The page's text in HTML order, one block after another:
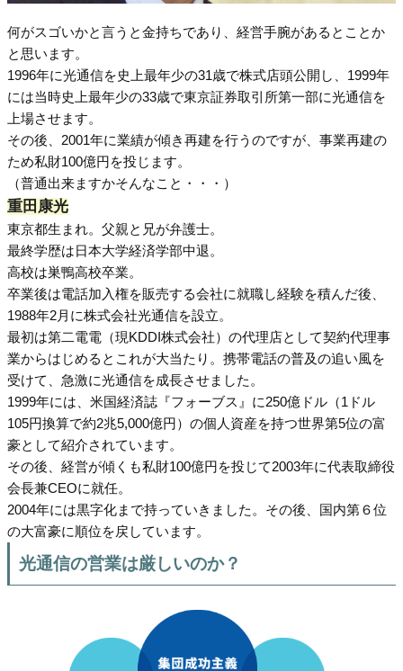
何がスゴいかと言うと金持ちであり、経営手腕があるとことか
と思います。
1996年に光通信を史上最年少の31歳で株式店頭公開し、1999年
には当時史上最年少の33歳で東京証券取引所第一部に光通信を
上場させます。
その後、2001年に業績が傾き再建を行うのですが、事業再建の
ため私財100億円を投じます。
（普通出来ますかそんなこと・・・）
重田康光
東京都生まれ。父親と兄が弁護士。
最終学歴は日本大学経済学部中退。
高校は巣鴨高校卒業。
卒業後は電話加入権を販売する会社に就職し経験を積んだ後、
1988年2月に株式会社光通信を設立。
最初は第二電電（現KDDI株式会社）の代理店として契約代理事
業からはじめるとこれが大当たり。携帯電話の普及の追い風を
受けて、急激に光通信を成長させました。
1999年には、米国経済誌『フォーブス』に250億ドル（1ドル
105円換算で約2兆5,000億円）の個人資産を持つ世界第5位の富
豪として紹介されています。
その後、経営が傾くも私財100億円を投じて2003年に代表取締役
会長兼CEOに就任。
2004年には黒字化まで持っていきました。その後、国内第６位
の大富豪に順位を戻しています。
光通信の営業は厳しいのか？